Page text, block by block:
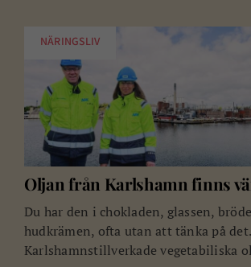
NÄRINGSLIV
Oljan från Karlshamn finns
Du har den i chokladen, glassen,
hudkrämen, ofta utan att tänka på det.
Karlshamnstillverkade vegetabiliska